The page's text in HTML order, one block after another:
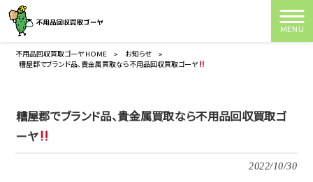
MENU
不用品回収買取ゴーヤ HOME > お知らせ
>
糟屋郡でブランド品、貴金属買取なら不用品回収買取ゴーヤ
糟屋郡でブランド品、貴金属買取なら不用品回収買取ゴ
ーヤ
2022/10/30